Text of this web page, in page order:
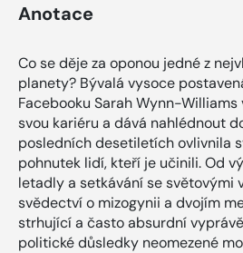
Anotace
Co se děje za oponou jedné z
planety? Bývalá vysoce
Facebooku Sarah Wynn-
svou kariéru a dává nahlédnout
posledních desetiletích ovlivnila
pohnutek lidí, kteří je učinili. Od
letadly a setkávání se světovými
svědectví o mizogynii a dvojím
strhující a často absurdní
politické důsledky neomezené